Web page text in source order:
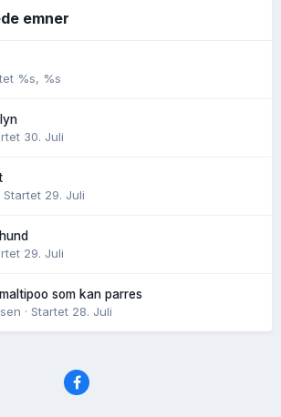
emner
%s, %s
30. Juli
Startet 29. Juli
29. Juli
som kan parres
· Startet 28. Juli